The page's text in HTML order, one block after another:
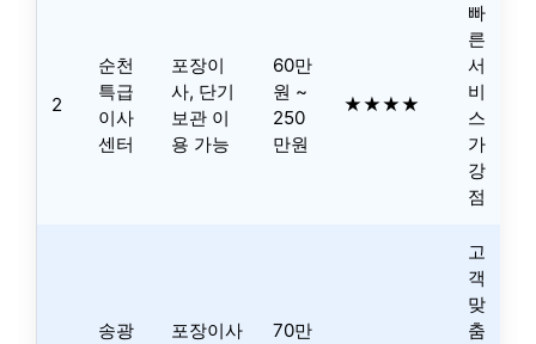
2
순천
특급
이사
센터
포장이
사, 단기
보관 이
용 가능
60만
원 ~
250
만원
★★★★
빠
른
서
비
스
가
강
점
송광
포장이사
70만
고
객
맞
춤